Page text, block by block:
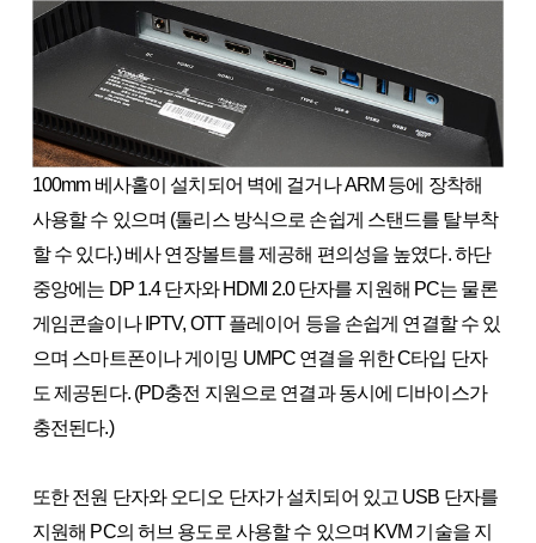
100mm 베사홀이 설치되어 벽에 걸거나 ARM 등에 장착해
사용할 수 있으며 (툴리스 방식으로 손쉽게 스탠드를 탈부착
할 수 있다.) 베사 연장볼트를 제공해 편의성을 높였다. 하단
중앙에는 DP 1.4 단자와 HDMI 2.0 단자를 지원해 PC는 물론
게임콘솔이나 IPTV, OTT 플레이어 등을 손쉽게 연결할 수 있
으며 스마트폰이나 게이밍 UMPC 연결을 위한 C타입 단자
도 제공된다. (PD충전 지원으로 연결과 동시에 디바이스가
충전된다.)
또한 전원 단자와 오디오 단자가 설치되어 있고 USB 단자를
지원해 PC의 허브 용도로 사용할 수 있으며 KVM 기술을 지